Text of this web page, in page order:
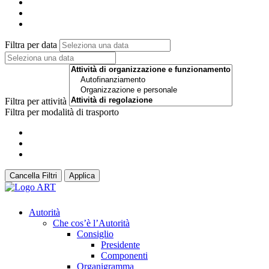
Filtra per data
Filtra per attività
Filtra per modalità di trasporto
Cancella Filtri Applica
Autorità
Che cos’è l’Autorità
Consiglio
Presidente
Componenti
Organigramma